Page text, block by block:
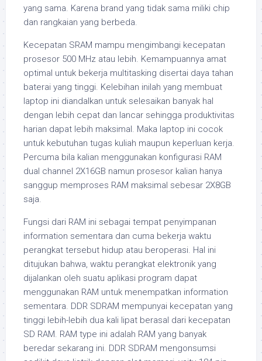
yang sama. Karena brand yang tidak sama miliki chip
dan rangkaian yang berbeda.
Kecepatan SRAM mampu mengimbangi kecepatan
prosesor 500 MHz atau lebih. Kemampuannya amat
optimal untuk bekerja multitasking disertai daya tahan
baterai yang tinggi. Kelebihan inilah yang membuat
laptop ini diandalkan untuk selesaikan banyak hal
dengan lebih cepat dan lancar sehingga produktivitas
harian dapat lebih maksimal. Maka laptop ini cocok
untuk kebutuhan tugas kuliah maupun keperluan kerja.
Percuma bila kalian menggunakan konfigurasi RAM
dual channel 2X16GB namun prosesor kalian hanya
sanggup memproses RAM maksimal sebesar 2X8GB
saja.
Fungsi dari RAM ini sebagai tempat penyimpanan
information sementara dan cuma bekerja waktu
perangkat tersebut hidup atau beroperasi. Hal ini
ditujukan bahwa, waktu perangkat elektronik yang
dijalankan oleh suatu aplikasi program dapat
menggunakan RAM untuk menempatkan information
sementara. DDR SDRAM mempunyai kecepatan yang
tinggi lebih-lebih dua kali lipat berasal dari kecepatan
SD RAM. RAM type ini adalah RAM yang banyak
beredar sekarang ini. DDR SDRAM mengonsumsi